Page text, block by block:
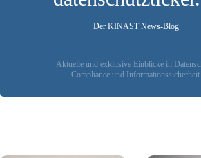
Der KINAST News-Blog
Aktuelle und exklusive Einblicke in
Compliance und Informationssicherheit.